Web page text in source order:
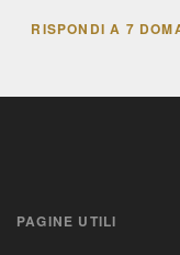
RISPONDI A 7
PAGINE UTILI